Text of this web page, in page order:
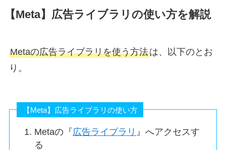
【Meta】広告ライブラリの使い方を解説
Metaの広告ライブラリを使う方法は、以下のとお
り。
【Meta】広告ライブラリの使い方
Metaの『 広告ライブラリ 』へアクセスす
る